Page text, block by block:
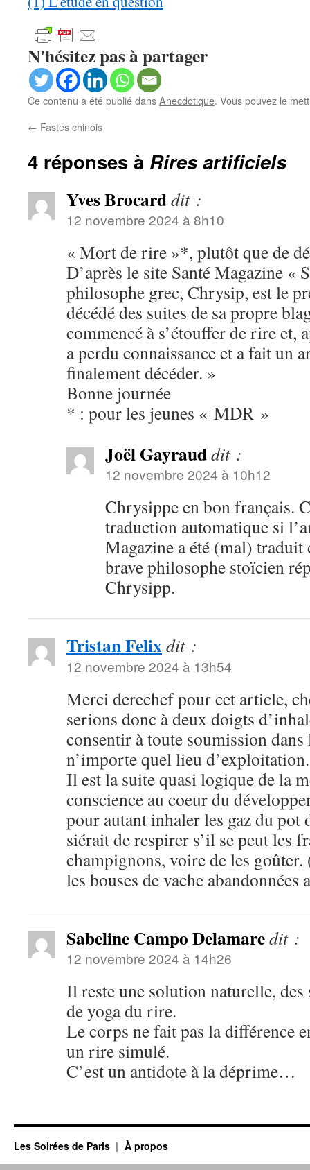
N'hésitez pas à partager
Ce contenu a été publié dansAnecdotique. Vous pouvez le
← Fastes chinois
4 réponses à Rires artificiels
Yves Brocarddit :
12 novembre 2024 à 8h10
« Mort de rire »*, plutôt que de
D’après le site Santé Magazine «
philosophe grec, Chrysip, est le
décédé des suites de sa propre
commencé à s’étouffer de rire et,
a perdu connaissance et a fait un
finalement décéder. »
Bonne journée
* : pour les jeunes « MDR »
Joël Gayrauddit :
12 novembre 2024 à 10h12
Chrysippe en bon français.
traduction automatique si
Magazine a été (mal) traduit
brave philosophe stoïcien
Chrysipp.
Tristan Felixdit :
12 novembre 2024 à 13h54
Merci derechef pour cet article,
serions donc à deux doigts
consentir à toute soumission
n’importe quel lieu d’exploitation.
Il est la suite quasi logique de la
conscience au coeur du
pour autant inhaler les gaz du pot
siérait de respirer s’il se peut les
champignons, voire de les
les bouses de vache
Sabeline Campo Delamaredit :
12 novembre 2024 à 14h26
Il reste une solution naturelle, des
de yoga du rire.
Le corps ne fait pas la différence
un rire simulé.
C’est un antidote à la déprime…
Les Soirées de Paris À propos